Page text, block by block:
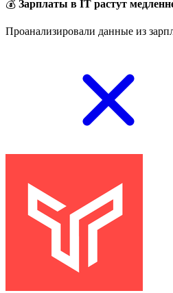
💰 Зарплаты в IT растут
Проанализировали данные из